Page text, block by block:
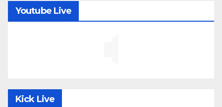
Youtube Live
Kick Live